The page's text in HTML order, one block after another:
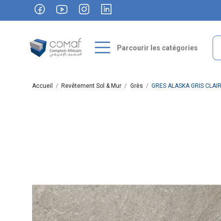
Parcourir les catégories
Accueil Revêtement Sol & Mur Grès GRES ALASKA GRIS